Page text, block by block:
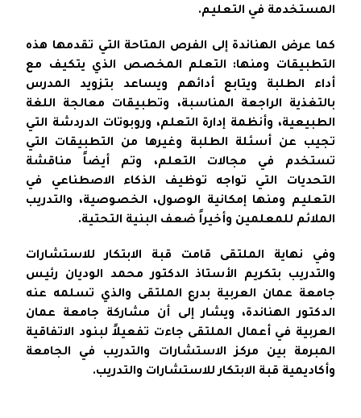
المستخدمة في التعليم.
كما عرض الهناندة إلى الفرص المتاحة التي تقدمها هذه
التطبيقات ومنها: التعلم المخصص الذي يتكيف مع
أداء الطلبة ويتابع أدائهم ويساعد بتزويد المدرس
بالتغذية الراجعة المناسبة، وتطبيقات معالجة اللغة
الطبيعية، وأنظمة إدارة التعلم، وروبوتات الدردشة التي
تجيب عن أسئلة الطلبة وغيرها من التطبيقات التي
تستخدم في مجالات التعلم، وتم أيضاً مناقشة
التحديات التي تواجه توظيف الذكاء الاصطناعي في
التعليم ومنها إمكانية الوصول، الخصوصية، والتدريب
الملائم للمعلمين وأخيراً ضعف البنية التحتية.
وفي نهاية الملتقى قامت قبة الابتكار للاستشارات
والتدريب بتكريم الأستاذ الدكتور محمد الوديان رئيس
جامعة عمان العربية بدرع الملتقى والذي تسلمه عنه
الدكتور الهناندة، ويشار إلى أن مشاركة جامعة عمان
العربية في أعمال الملتقى جاءت تفعيلاً لبنود الاتفاقية
المبرمة بين مركز الاستشارات والتدريب في الجامعة
وأكاديمية قبة الابتكار للاستشارات والتدريب.